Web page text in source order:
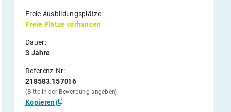
Freie Ausbildungsplätze:
Freie Plätze vorhanden
Dauer:
3 Jahre
Referenz-Nr:
218583.157016
(Bitte in der Bewerbung angeben)
Kopieren